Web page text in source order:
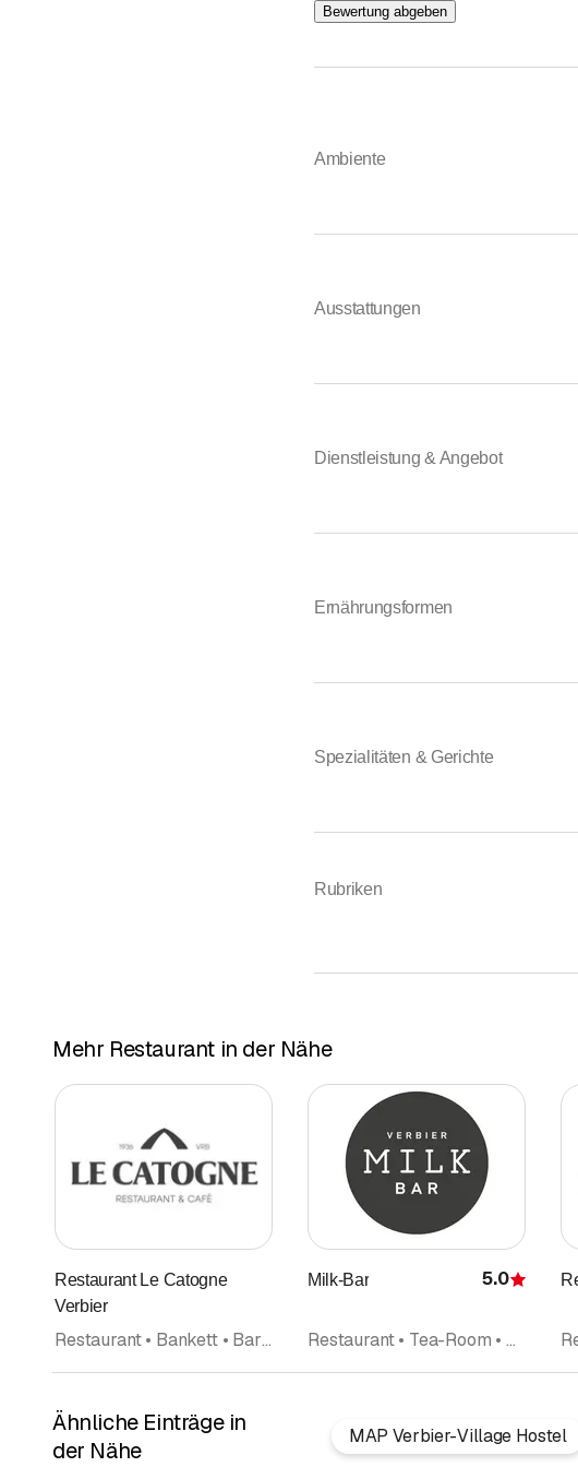
Für diejenigen, die eine Unterkunft
Ferienwohnungen
Bewertung abgeben
Ambiente
Ausstattungen
Dienstleistung & Angebot
Ernährungsformen
Spezialitäten & Gerichte
Rubriken
Mehr Restaurant in der Nähe
Restaurant Le Catogne
Verbier
Restaurant • Bankett • Bar • Kebab Döner • Käsespezialitäten • Fleischtrocknerei • Schweizerische Küche • Take Away
Milk-Bar 5.0
Restaurant • Tea-Room • Crêperie
Ähnliche Einträge in
der Nähe
MAP Verbier-Village Hostel